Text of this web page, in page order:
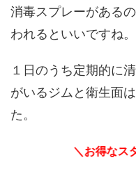
消毒スプレーがある
われるといいですね。
１日のうち定期的に
がいるジムと衛生面
た。
＼お得なス